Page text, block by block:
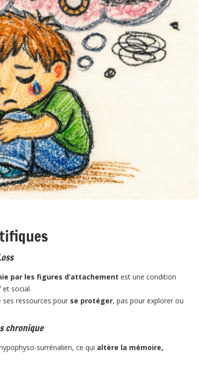
par les figures d’attachement est une condition
social.
ressources pour se protéger, pas pour explorer ou
chronique
surrénalien, ce qui altère la mémoire,